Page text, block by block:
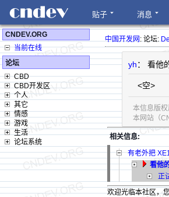
贴子 消息
CNDEV.ORG
当前在线
论坛
CBD
CBD开发区
个人
其它
情感
游戏
生活
论坛系统
中国开发网: 论坛:
yh： 看他
<空>
本信息版
本网站（
相关信息:
有老外把
看他
正
欢迎光临本社区，